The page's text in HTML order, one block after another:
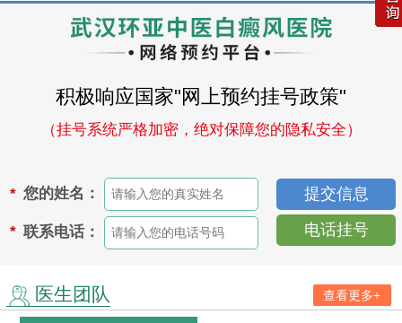
积极响应国家"网上预约挂号政策"
（挂号系统严格加密，绝对保障您的隐私安全）
* 您的姓名：
* 联系电话： 电话挂号
医生团队 查看更多+